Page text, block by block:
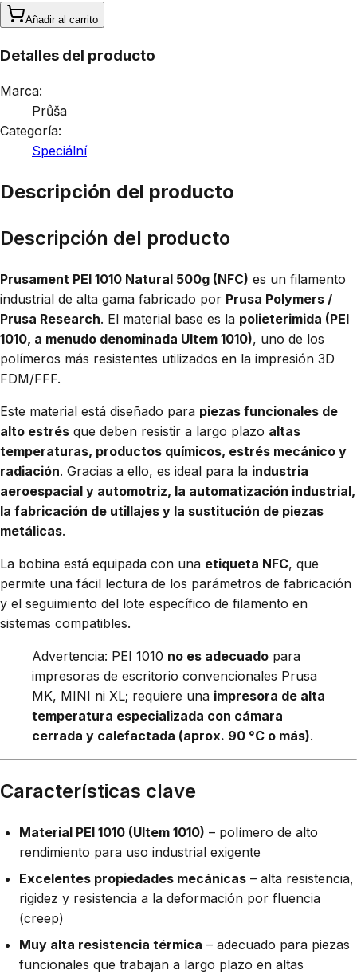
Añadir al carrito
Detalles del producto
Marca:
Průša
Categoría:
Speciální
Descripción del producto
Descripción del producto
Prusament PEI 1010 Natural 500g (NFC) es un filamento
industrial de alta gama fabricado por Prusa Polymers /
Prusa Research. El material base es la polieterimida (PEI
1010, a menudo denominada Ultem 1010), uno de los
polímeros más resistentes utilizados en la impresión 3D
FDM/FFF.
Este material está diseñado para piezas funcionales de
alto estrés que deben resistir a largo plazo altas
temperaturas, productos químicos, estrés mecánico y
radiación. Gracias a ello, es ideal para la industria
aeroespacial y automotriz, la automatización industrial,
la fabricación de utillajes y la sustitución de piezas
metálicas.
La bobina está equipada con una etiqueta NFC, que
permite una fácil lectura de los parámetros de fabricación
y el seguimiento del lote específico de filamento en
sistemas compatibles.
Advertencia: PEI 1010 no es adecuado para
impresoras de escritorio convencionales Prusa
MK, MINI ni XL; requiere una impresora de alta
temperatura especializada con cámara
cerrada y calefactada (aprox. 90 °C o más).
Características clave
Material PEI 1010 (Ultem 1010) – polímero de alto
rendimiento para uso industrial exigente
Excelentes propiedades mecánicas – alta resistencia,
rigidez y resistencia a la deformación por fluencia
(creep)
Muy alta resistencia térmica – adecuado para piezas
funcionales que trabajan a largo plazo en altas